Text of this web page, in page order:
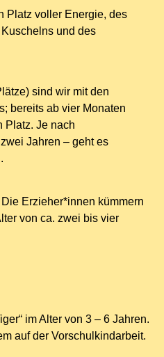
Platz voller Energie, des
und des
sind wir mit den
bereits ab vier Monaten
Platz. Je nach
Jahren – geht es
Erzieher*innen kümmern
von ca. zwei bis vier
im Alter von 3 – 6 Jahren.
auf der Vorschulkindarbeit.